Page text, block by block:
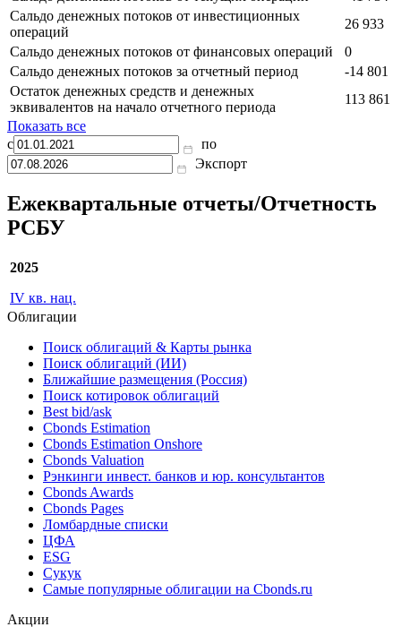
Показатель
IV кв.
2025
Сальдо денежных потоков от текущих операций
-41 734
Сальдо денежных потоков от инвестиционных
операций
Сальдо денежных потоков от финансовых операций
Сальдо денежных потоков за отчетный период
Остаток денежных средств и денежных
эквивалентов на начало отчетного периода
с
по
Ежеквартальные отчеты/Отчетность
РСБУ
IV кв. нац.
Облигации
Поиск облигаций & Карты рынка
Поиск облигаций (ИИ)
Ближайшие размещения (Россия)
Поиск котировок облигаций
Best bid/ask
Cbonds Estimation
Cbonds Estimation Onshore
Cbonds Valuation
Рэнкинги инвест. банков и юр. консультантов
Cbonds Awards
Cbonds Pages
Ломбардные списки
ESG